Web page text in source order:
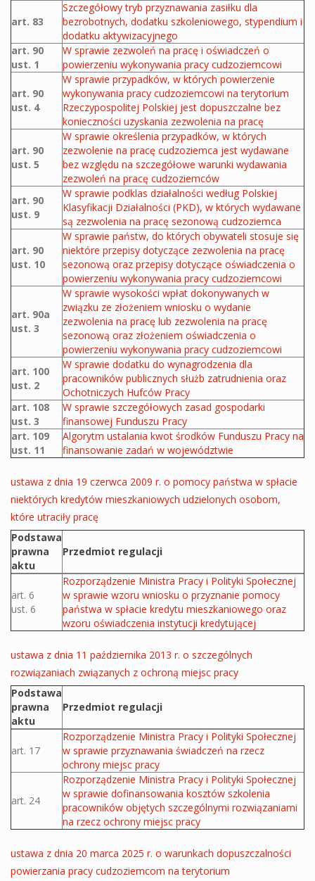
art. 83
Szczegółowy tryb przyznawania zasiłku dla
bezrobotnych, dodatku szkoleniowego, stypendium i
dodatku aktywizacyjnego
art. 90
ust. 1
W sprawie zezwoleń na pracę i oświadczeń o
powierzeniu wykonywania pracy cudzoziemcowi
art. 90
ust. 4
W sprawie przypadków, w których powierzenie
wykonywania pracy cudzoziemcowi na terytorium
Rzeczypospolitej Polskiej jest dopuszczalne bez
konieczności uzyskania zezwolenia na pracę
art. 90
ust. 5
W sprawie określenia przypadków, w których
zezwolenie na pracę cudzoziemca jest wydawane
bez względu na szczegółowe warunki wydawania
zezwoleń na pracę cudzoziemców
art. 90
ust. 9
W sprawie podklas działalności według Polskiej
Klasyfikacji Działalności (PKD), w których wydawane
są zezwolenia na pracę sezonową cudzoziemca
art. 90
ust. 10
W sprawie państw, do których obywateli stosuje się
niektóre przepisy dotyczące zezwolenia na pracę
sezonową oraz przepisy dotyczące oświadczenia o
powierzeniu wykonywania pracy cudzoziemcowi
art. 90a
ust. 3
W sprawie wysokości wpłat dokonywanych w
związku ze złożeniem wniosku o wydanie
zezwolenia na pracę lub zezwolenia na pracę
sezonową oraz złożeniem oświadczenia o
powierzeniu wykonywania pracy cudzoziemcowi
art. 100
ust. 2
W sprawie dodatku do wynagrodzenia dla
pracowników publicznych służb zatrudnienia oraz
Ochotniczych Hufców Pracy
art. 108
ust. 3
W sprawie szczegółowych zasad gospodarki
finansowej Funduszu Pracy
art. 109
ust. 11
Algorytm ustalania kwot środków Funduszu Pracy na
finansowanie zadań w województwie
ustawa z dnia 19 czerwca 2009 r. o pomocy państwa w spłacie
niektórych kredytów mieszkaniowych udzielonych osobom,
które utraciły pracę
Akty prawne ustawy
Podstawa
prawna
aktu
Przedmiot regulacji
art. 6
ust. 6
Rozporządzenie Ministra Pracy i Polityki Społecznej
w sprawie wzoru wniosku o przyznanie pomocy
państwa w spłacie kredytu mieszkaniowego oraz
wzoru oświadczenia instytucji kredytującej
ustawa z dnia 11 października 2013 r. o szczególnych
rozwiązaniach związanych z ochroną miejsc pracy
Akty prawne ustawy
Podstawa
prawna
aktu
Przedmiot regulacji
art. 17
Rozporządzenie Ministra Pracy i Polityki Społecznej
w sprawie przyznawania świadczeń na rzecz
ochrony miejsc pracy
art. 24
Rozporządzenie Ministra Pracy i Polityki Społecznej
w sprawie dofinansowania kosztów szkolenia
pracowników objętych szczególnymi rozwiązaniami
na rzecz ochrony miejsc pracy
ustawa z dnia 20 marca 2025 r. o warunkach dopuszczalności
powierzania pracy cudzoziemcom na terytorium